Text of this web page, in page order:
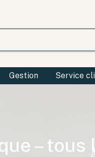
Gestion Service
– tous